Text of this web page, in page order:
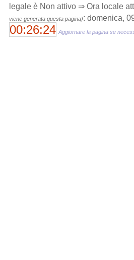
legale è Non attivo ⇒ Ora locale
viene generata questa pagina): domenica,
00:26:24 Aggiornare la pagina se